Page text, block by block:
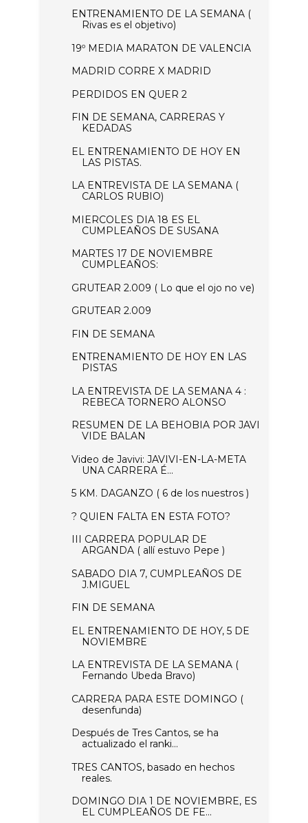
ENTRENAMIENTO DE LA SEMANA (
Rivas es el objetivo)
19º MEDIA MARATON DE VALENCIA
MADRID CORRE X MADRID
PERDIDOS EN QUER 2
FIN DE SEMANA, CARRERAS Y
KEDADAS
EL ENTRENAMIENTO DE HOY EN
LAS PISTAS.
LA ENTREVISTA DE LA SEMANA (
CARLOS RUBIO)
MIERCOLES DIA 18 ES EL
CUMPLEAÑOS DE SUSANA
MARTES 17 DE NOVIEMBRE
CUMPLEAÑOS:
GRUTEAR 2.009 ( Lo que el ojo no ve)
GRUTEAR 2.009
FIN DE SEMANA
ENTRENAMIENTO DE HOY EN LAS
PISTAS
LA ENTREVISTA DE LA SEMANA 4 :
REBECA TORNERO ALONSO
RESUMEN DE LA BEHOBIA POR JAVI
VIDE BALAN
Video de Javivi: JAVIVI-EN-LA-META
UNA CARRERA É...
5 KM. DAGANZO ( 6 de los nuestros )
? QUIEN FALTA EN ESTA FOTO?
III CARRERA POPULAR DE
ARGANDA ( allí estuvo Pepe )
SABADO DIA 7, CUMPLEAÑOS DE
J.MIGUEL
FIN DE SEMANA
EL ENTRENAMIENTO DE HOY, 5 DE
NOVIEMBRE
LA ENTREVISTA DE LA SEMANA (
Fernando Ubeda Bravo)
CARRERA PARA ESTE DOMINGO (
desenfunda)
Después de Tres Cantos, se ha
actualizado el ranki...
TRES CANTOS, basado en hechos
reales.
DOMINGO DIA 1 DE NOVIEMBRE, ES
EL CUMPLEAÑOS DE FE...